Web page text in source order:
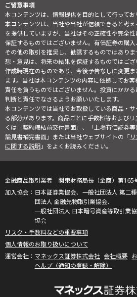
ご留意事項
本コンテンツは、情報提供を目的として行ってお
本コンテンツは、当社や当社が信頼できると考
を提供していますが、当社はその正確性や完全
保証するものではございません。有価証券の購入
その他の取引を推奨し、勧誘するものではあり
想・意見は、将来の結果を保証するものではご
作成時現在のものであり、今後予告なしに変更
ます。当社は本コンテンツの内容に依拠してお
責任を負うものではございません。投資にかか
判断と責任でなさるようお願いいたします。
本コンテンツでは当社でお取扱している商品・
る部分があります。商品ごとに手数料等および
くは「契約締結前交付書面」、「上場有価証券
論見書補完書面」または当社ウェブサイトの「
に関する説明」をよくお読みください。
金融商品取引業者 関東財務局長（金商）第165
日本証券業協会、一般社団法人 第二
団法人 金融先物取引業協会、
一般社団法人 日本暗号資産等取引業
協会
リスク・手数料などの重要事項
個人情報のお取り扱いについて
マネックス証券株式会社 会社概要
ヘルプ（通知の登録・解除）